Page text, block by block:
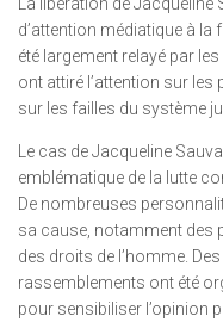
d’attention médiatique à la
été largement relayé par
ont attiré l’attention sur
sur les failles du système
Le cas de Jacqueline
emblématique de la lutte
De nombreuses
sa cause, notamment des
des droits de l’homme.
rassemblements ont été
pour sensibiliser l’opinion